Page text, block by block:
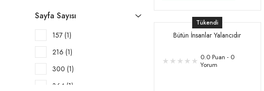
Sayfa Sayısı
157 (1)
216 (1)
300 (1)
364 (1)
Tükendi
Bütün İnsanlar Yalancıdır
0.0 Puan - 0
Yorum